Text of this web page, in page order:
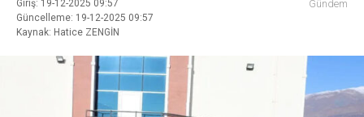
Giriş: 19-12-2025 09:57
Güncelleme: 19-12-2025 09:57
Kaynak: Hatice ZENGİN
Gündem